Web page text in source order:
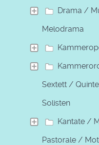
Drama /
Melodrama
Sextett /
Solisten
Kantate /
Pastorale /